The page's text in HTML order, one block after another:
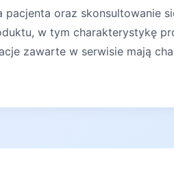
oraz skonsultowanie
w tym charakterystykę
zawarte w serwisie mają